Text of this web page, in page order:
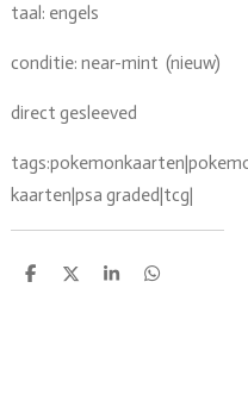
taal: engels
conditie: near-mint (nieuw)
direct gesleeved
kaarten|psa graded|tcg|
D
D
S
D